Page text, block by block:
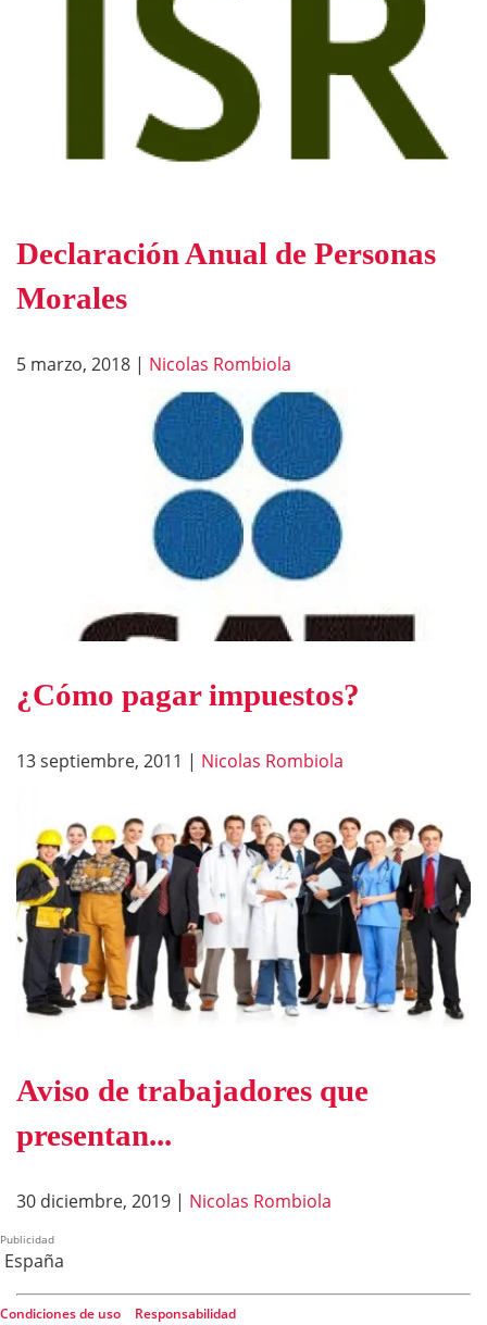
Declaración Anual de Personas
Morales
5 marzo, 2018 | Nicolas Rombiola
¿Cómo pagar impuestos?
13 septiembre, 2011 | Nicolas Rombiola
Aviso de trabajadores que
presentan...
30 diciembre, 2019 | Nicolas Rombiola
Publicidad
España
Condiciones de uso
Responsabilidad